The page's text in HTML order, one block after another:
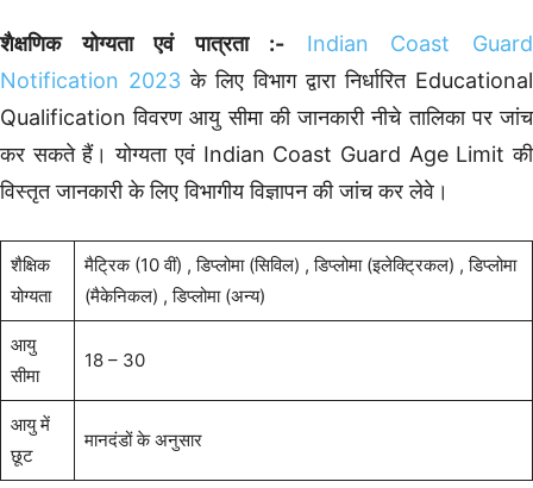
शैक्षणिक योग्यता एवं पात्रता :-
Indian Coast Guard
Notification 2023 के लिए विभाग द्वारा निर्धारित Educational
Qualification विवरण आयु सीमा की जानकारी नीचे तालिका पर जांच
कर सकते हैं। योग्यता एवं Indian Coast Guard Age Limit की
विस्तृत जानकारी के लिए विभागीय विज्ञापन की जांच कर लेवे।
शैक्षिक
योग्यता
मैट्रिक (10 वीं) , डिप्लोमा (सिविल) , डिप्लोमा (इलेक्ट्रिकल) , डिप्लोमा
(मैकेनिकल) , डिप्लोमा (अन्य)
आयु
सीमा
18 – 30
आयु में
छूट
मानदंडों के अनुसार